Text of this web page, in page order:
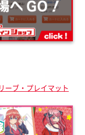
ーブ・プレイマット